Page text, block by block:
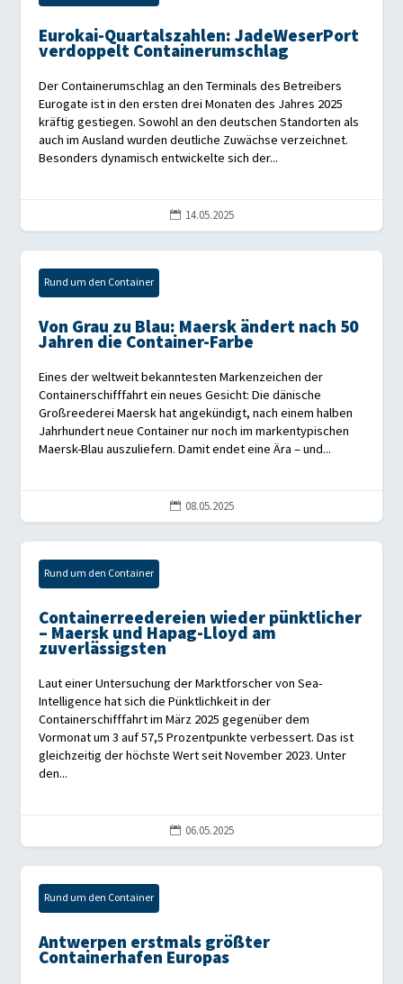
Eurokai-Quartalszahlen: JadeWeserPort
verdoppelt Containerumschlag
Der Containerumschlag an den Terminals des Betreibers
Eurogate ist in den ersten drei Monaten des Jahres 2025
kräftig gestiegen. Sowohl an den deutschen Standorten als
auch im Ausland wurden deutliche Zuwächse verzeichnet.
Besonders dynamisch entwickelte sich der...
 14.05.2025
Rund um den Container
Von Grau zu Blau: Maersk ändert nach 50
Jahren die Container-Farbe
Eines der weltweit bekanntesten Markenzeichen der
Containerschifffahrt ein neues Gesicht: Die dänische
Großreederei Maersk hat angekündigt, nach einem halben
Jahrhundert neue Container nur noch im markentypischen
Maersk-Blau auszuliefern. Damit endet eine Ära – und...
 08.05.2025
Rund um den Container
Containerreedereien wieder pünktlicher
– Maersk und Hapag-Lloyd am
zuverlässigsten
Laut einer Untersuchung der Marktforscher von Sea-
Intelligence hat sich die Pünktlichkeit in der
Containerschifffahrt im März 2025 gegenüber dem
Vormonat um 3 auf 57,5 Prozentpunkte verbessert. Das ist
gleichzeitig der höchste Wert seit November 2023. Unter
den...
 06.05.2025
Rund um den Container
Antwerpen erstmals größter
Containerhafen Europas